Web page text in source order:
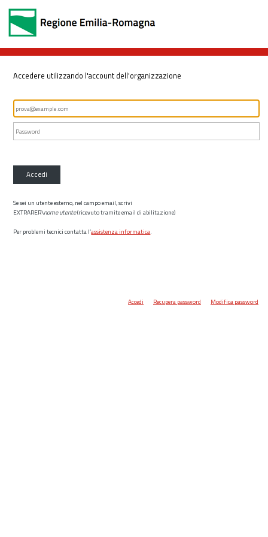
Accedere utilizzando l'account dell'organizzazione
Accedi
Se sei un utente esterno, nel campo email, scrivi
EXTRARER\nome utente(ricevuto tramite email di abilitazione)
Per problemi tecnici contatta l’assistenza informatica.
Accedi Recupera password Modifica password